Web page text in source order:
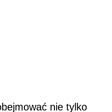
nie tylko